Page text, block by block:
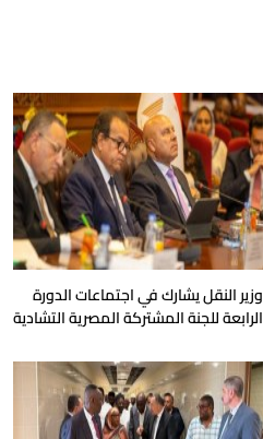
وزير النقل يشارك في اجتماعات الدورة
الرابعة للجنة المشتركة المصرية التشادية